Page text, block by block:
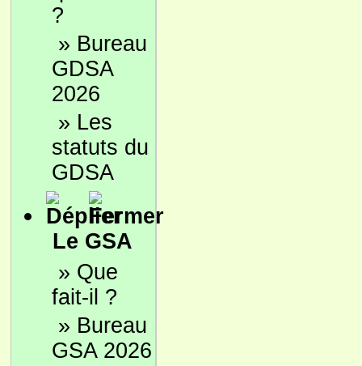
?
» Bureau
GDSA
2026
» Les
statuts du
GDSA
Le GSA
» Que
fait-il ?
» Bureau
GSA 2026